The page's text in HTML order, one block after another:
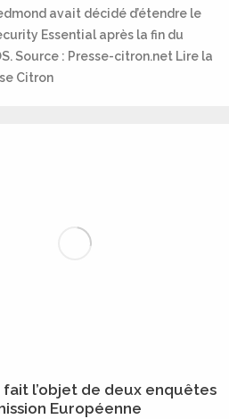
avait décidé d’étendre le
Essential après la fin du
Source : Presse-citron.net Lire la
Citron
l’objet de deux enquêtes
Européenne